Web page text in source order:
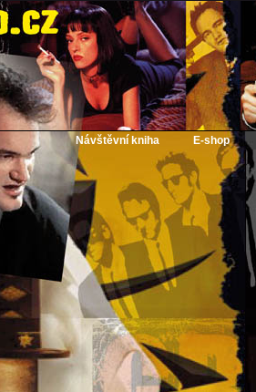
Návštěvní kniha E-shop